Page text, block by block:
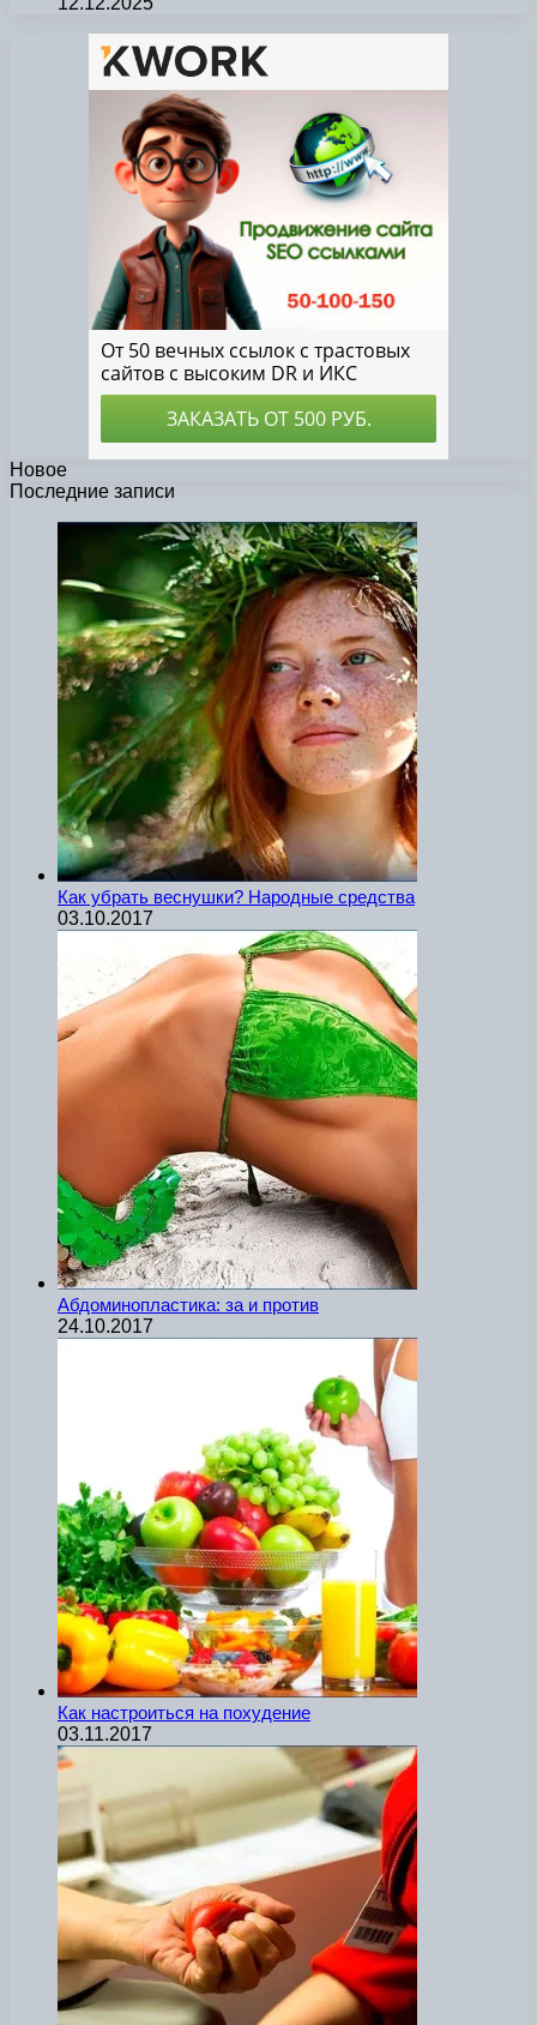
Новое
Последние записи
Как убрать веснушки? Народные средства
03.10.2017
Абдоминопластика: за и против
24.10.2017
Как настроиться на похудение
03.11.2017